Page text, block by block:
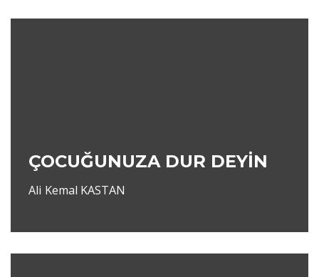
ÇOCUĞUNUZA DUR DEYİN
Ali Kemal KASTAN